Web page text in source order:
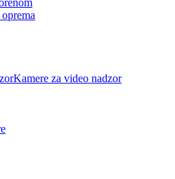
Kamere za video nadzor